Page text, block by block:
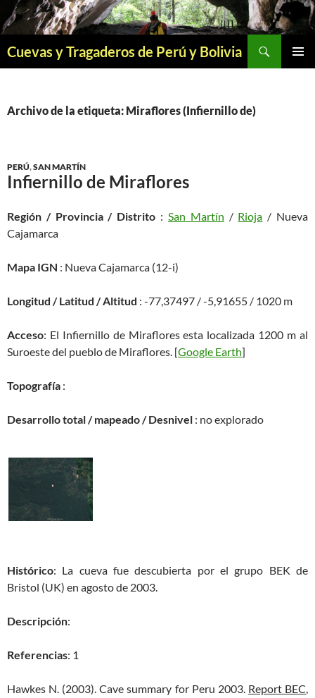
Saltar
al
Cuevas y Tragaderos de Perú y Bolivia
Archivo de la etiqueta: Miraflores (Infiernillo de)
PERÚ,SAN MARTÍN
Infiernillo de Miraflores
Región / Provincia / Distrito : San Martín / Rioja / Nueva
Cajamarca
Mapa IGN : Nueva Cajamarca (12-i)
Longitud / Latitud / Altitud : -77,37497 / -5,91655 / 1020 m
Acceso: El Infiernillo de Miraflores esta localizada 1200 m al
Suroeste del pueblo de Miraflores. [Google Earth]
Topografía :
Desarrollo total / mapeado / Desnivel : no explorado
Histórico: La cueva fue descubierta por el grupo BEK de
Bristol (UK) en agosto de 2003.
Descripción:
Referencias: 1
Hawkes N. (2003). Cave summary for Peru 2003. Report BEC,